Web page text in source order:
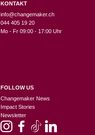
KONTAKT
info@changemaker.ch
044 405 19 20
Mo - Fr 09:00 - 17:00 Uhr
FOLLOW US
Changemaker News
Impact Stories
Newsletter